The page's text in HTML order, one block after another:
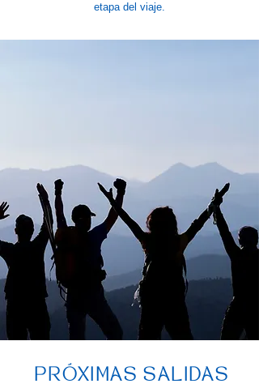
etapa del viaje.
PRÓXIMAS SALIDAS